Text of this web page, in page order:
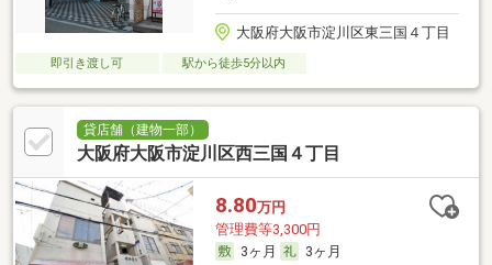
大阪府大阪市淀川区東三国４丁目
即引き渡し可 駅から徒歩5分以内
貸店舗（建物一部）
大阪府大阪市淀川区西三国４丁目
8.80万円
管理費等3,300円
3ヶ月
3ヶ月